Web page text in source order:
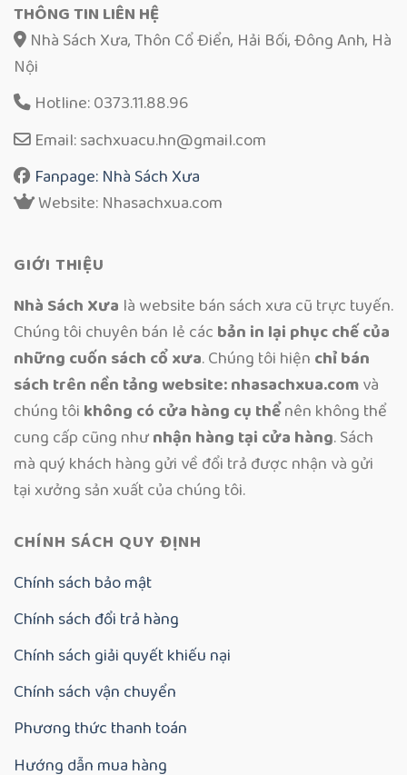
THÔNG TIN LIÊN HỆ
Nhà Sách Xưa, Thôn Cổ Điển, Hải Bối, Đông Anh, Hà
Nội
Hotline: 0373.11.88.96
Email: sachxuacu.hn@gmail.com
Fanpage: Nhà Sách Xưa
Website: Nhasachxua.com
GIỚI THIỆU
Nhà Sách Xưa là website bán sách xưa cũ trực tuyến.
Chúng tôi chuyên bán lẻ các bản in lại phục chế của
những cuốn sách cổ xưa. Chúng tôi hiện chỉ bán
sách trên nền tảng website: nhasachxua.comvà
chúng tôi không có cửa hàng cụ thểnên không thể
cung cấp cũng nhưnhận hàng tại cửa hàng. Sách
mà quý khách hàng gửi về đổi trả được nhận và gửi
tại xưởng sản xuất của chúng tôi.
CHÍNH SÁCH QUY ĐỊNH
Chính sách bảo mật
Chính sách đổi trả hàng
Chính sách giải quyết khiếu nại
Chính sách vận chuyển
Phương thức thanh toán
Hướng dẫn mua hàng